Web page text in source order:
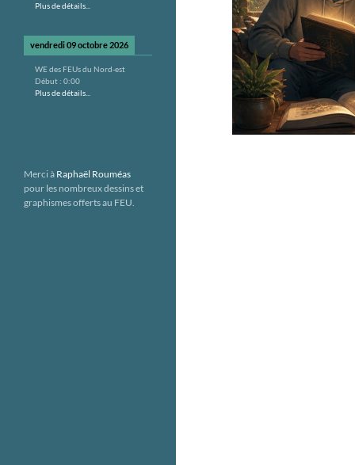
Plus de détails...
vendredi 09 octobre 2026
WE des FEUs du Nord-est
Début : 0:00
Plus de détails...
Merci à Raphaël Rouméas
pour les nombreux dessins et
graphismes offerts au FEU.